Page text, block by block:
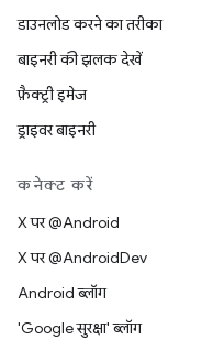
डाउनलोड करने का तरीका
बाइनरी की झलक देखें
फ़ैक्ट्री इमेज
ड्राइवर बाइनरी
कनेक्ट करें
X पर @Android
X पर @AndroidDev
Android ब्लॉग
'Google सुरक्षा' ब्लॉग